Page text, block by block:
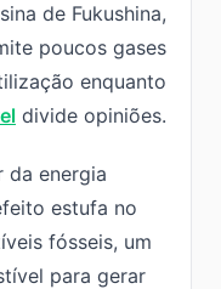
de Fukushina,
poucos gases
enquanto
divide opiniões.
da energia
estufa no
fósseis, um
para gerar